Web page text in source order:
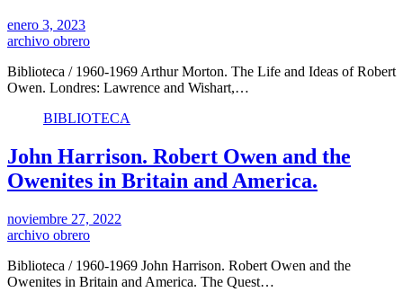
enero 3, 2023
archivo obrero
Biblioteca / 1960-1969 Arthur Morton. The Life and Ideas of Robert
Owen. Londres: Lawrence and Wishart,…
BIBLIOTECA
John Harrison. Robert Owen and the
Owenites in Britain and America.
noviembre 27, 2022
archivo obrero
Biblioteca / 1960-1969 John Harrison. Robert Owen and the
Owenites in Britain and America. The Quest…